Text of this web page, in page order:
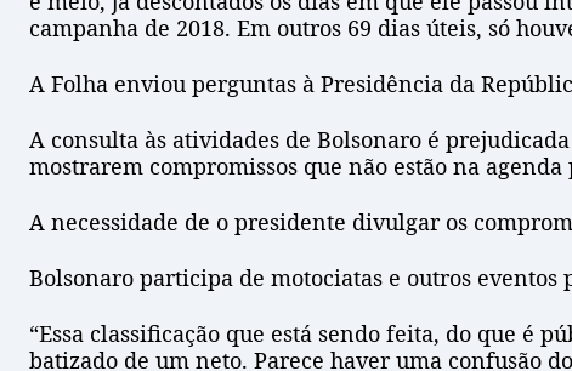
campanha de 2018. Em outros 69 dias úteis, só
A Folha enviou perguntas à Presidência da
A consulta às atividades de Bolsonaro é
mostrarem compromissos que não estão na agenda
A necessidade de o presidente divulgar os
Bolsonaro participa de motociatas e outros eventos
“Essa classificação que está sendo feita, do que é
batizado de um neto. Parece haver uma confusão